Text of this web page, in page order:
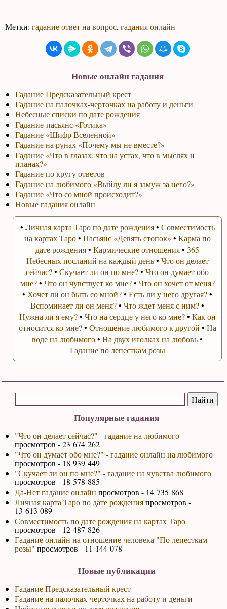
Популярные гадания
"Что он делает сейчас?" - гадание на любимого
просмотров - 23 674 262
"Что он думает обо мне?" - гадание онлайн на любимого
просмотров - 18 939 449
"Скучает ли он по мне?" - гадание на чувства любимого
просмотров - 18 578 885
Да-Нет гадание онлайн просмотров - 14 735 868
Личная карта Таро по дате рожденияпросмотров -
13 613 089
Совместимость по дате рождения на картах Таро
просмотров - 12 487 826
Гадание онлайн на отношение человека "По лепесткам
розы" просмотров - 11 144 078
Новые публикации
Гадание Предсказательный крест
Гадание на палочках-черточках на работу и деньги
Метки:гадание ответ на вопрос,гадания онлайн
Новые онлайн гадания
Гадание Предсказательный крест
Гадание на палочках-черточках на работу и деньги
Небесные списки по дате рождения
Гадание-пасьянс «Готика»
Гадание «Шифр Вселенной»
Гадание на рунах «Почему мы не вместе?»
Гадание «Что в глазах, что на устах, что в мыслях и
планах?»
Гадание по кругу ответов
Гадание на любимого «Выйду ли я замуж за него?»
Гадание «Что со мной происходит?»
Новые гадания онлайн
• Личная карта Таро по дате рождения• Совместимость
на картах Таро• Пасьянс «Девять стопок» • Карма по
дате рождения•Кармические отношения•365
Небесных посланий на каждый день• Что он делает
сейчас?•Скучает ли он по мне?•Что он думает обо
мне?• Что он чувствует ко мне?• Что он хочет от меня?
• Хочет ли он быть со мной?•Есть ли у него другая?•
Вспоминает ли он меня?•Что ждет меня с ним?•
Нужна ли я ему?• Что на сердце у него ко мне?• Как он
относится ко мне?• Отношение любимого к другой • На
воде на любимого•На двух иголках на любовь•
Гадание по лепесткам розы